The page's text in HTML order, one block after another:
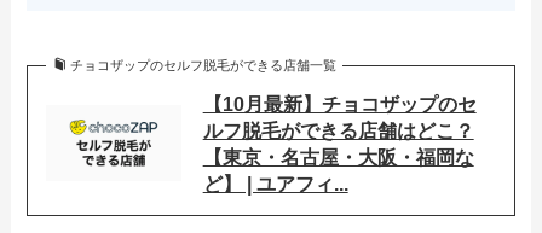
チョコザップのセルフ脱毛ができる店舗一覧
【10月最新】チョコザップのセ
ルフ脱毛ができる店舗はどこ？
【東京・名古屋・大阪・福岡な
ど】 | ユアフィ...